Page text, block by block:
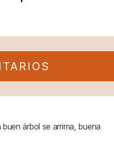
árbol se arrima, buena